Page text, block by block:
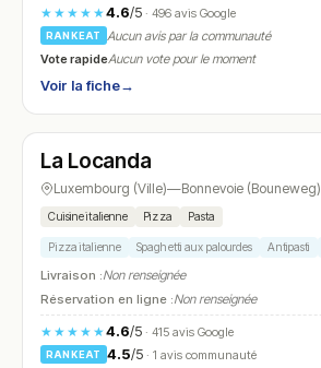
★★★★★4.6/5· 496 avis Google
RANKEAT
Aucun avis par la communauté
Vote rapideAucun vote pour le moment
Voir la fiche→
N° 18
La Locanda
Luxembourg (Ville)—Bonnevoie (Bouneweg)
Cuisine italienne Pizza Pasta
Pizza italienne Spaghetti aux palourdes Antipasti
Livraison :Non renseignée
Réservation en ligne :Non renseignée
★★★★★4.6/5· 415 avis Google
RANKEAT 4.5/5 · 1 avis communauté